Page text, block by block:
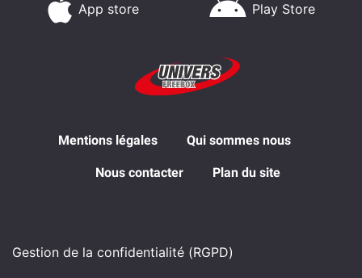
App store Play Store
Mentions légales Qui sommes nous
Nous contacter Plan du site
Gestion de la confidentialité (RGPD)